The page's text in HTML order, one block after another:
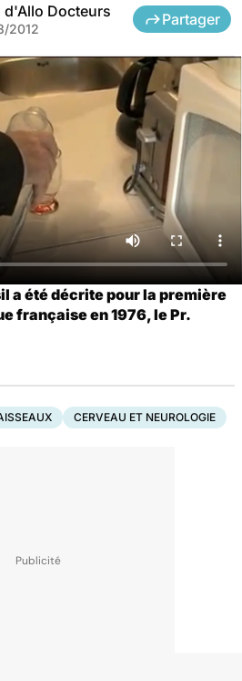
d'Allo Docteurs
2012
Partager
a été décrite pour la première
française en 1976, le Pr.
CERVEAU ET NEUROLOGIE